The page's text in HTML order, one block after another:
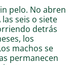
pelo. No abren
seis o siete
detrás
los
machos se
permanecen